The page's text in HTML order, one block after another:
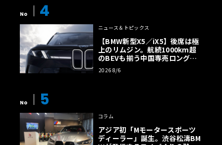
No 4
ニュース＆トピックス
【BMW新型X5／iX5】後席は極
上のリムジン。航続1000km超
のBEVも揃う中国専売ロング仕
様の全貌
2026 8/6
No 5
コラム
アジア初「Mモータースポーツ
ディーラー」誕生。渋谷松濤BM